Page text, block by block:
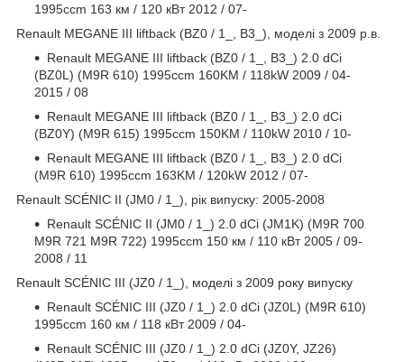
1995ccm 163 км / 120 кВт 2012 / 07-
Renault MEGANE III liftback (BZ0 / 1_, B3_), моделі з 2009 р.в.
Renault MEGANE III liftback (BZ0 / 1_, B3_) 2.0 dCi
(BZ0L) (M9R 610) 1995ccm 160KM / 118kW 2009 / 04-
2015 / 08
Renault MEGANE III liftback (BZ0 / 1_, B3_) 2.0 dCi
(BZ0Y) (M9R 615) 1995ccm 150KM / 110kW 2010 / 10-
Renault MEGANE III liftback (BZ0 / 1_, B3_) 2.0 dCi
(M9R 610) 1995ccm 163KM / 120kW 2012 / 07-
Renault SCÉNIC II (JM0 / 1_), рік випуску: 2005-2008
Renault SCÉNIC II (JM0 / 1_) 2.0 dCi (JM1K) (M9R 700
M9R 721 M9R 722) 1995ccm 150 км / 110 кВт 2005 / 09-
2008 / 11
Renault SCÉNIC III (JZ0 / 1_), моделі з 2009 року випуску
Renault SCÉNIC III (JZ0 / 1_) 2.0 dCi (JZ0L) (M9R 610)
1995ccm 160 км / 118 кВт 2009 / 04-
Renault SCÉNIC III (JZ0 / 1_) 2.0 dCi (JZ0Y, JZ26)